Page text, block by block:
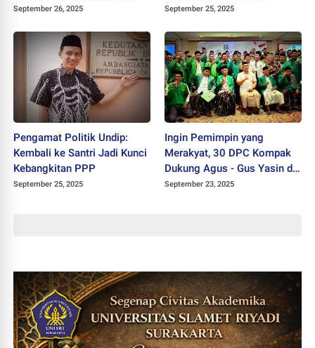
Muktamar Harus Transparan
September 26, 2025 September 25, 2025
Pengamat Politik Undip:
Kembali ke Santri Jadi Kunci
Kebangkitan PPP
September 25, 2025
Ingin Pemimpin yang
Merakyat, 30 DPC Kompak
Dukung Agus - Gus Yasin di
Muktamar ke-10 PPP
September 23, 2025